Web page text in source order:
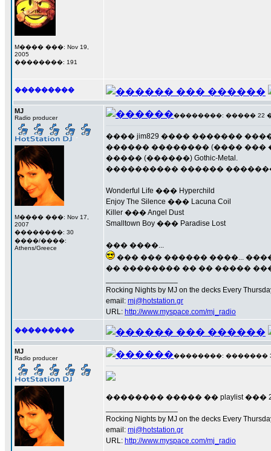
M���� ���: Nov 19,
2005
��������: 191
���������
MJ
Radio producer
M���� ���: Nov 17,
2007
��������: 30
����/����:
Athens/Greece
��������: ����� 22 ���
���� jim829 ���� �������
������ �������� (���� ���
����� (������) Gothic-Metal.
���������� ������
Wonderful Life ��� Hyperchild
Enjoy The Silence ��� Lacuna Coil
Killer ��� Angel Dust
Smalltown Boy ��� Paradise Lost
��� ����...
��� ��� ������ ����...
�� �������� �� �� �����
Rocking Nights by MJ on the decks Every
email: mj@hotstation.gr
URL: http://www.myspace.com/mj_radio
���������
MJ
Radio producer ��������: ������� 3
�������� ����� �� playlist
Rocking Nights by MJ on the decks Every
email: mj@hotstation.gr
URL: http://www.myspace.com/mj_radio